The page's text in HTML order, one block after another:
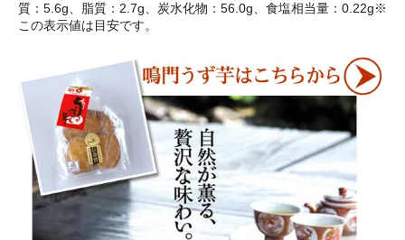
質：5.6g、脂質：2.7g、炭水化物：56.0g、食塩相当量：0.22g※
この表示値は目安です。